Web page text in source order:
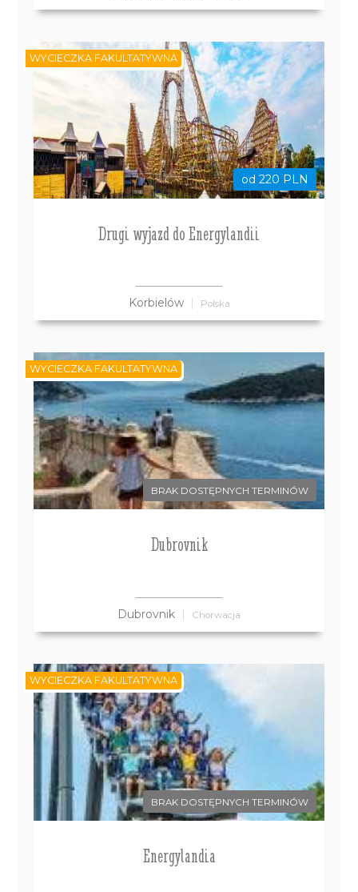
od 220 PLN
Drugi wyjazd do Energylandii
Korbielów Polska
WYCIECZKA FAKULTATYWNA
BRAK DOSTĘPNYCH TERMINÓW
Dubrovnik
Dubrovnik Chorwacja
WYCIECZKA FAKULTATYWNA
BRAK DOSTĘPNYCH TERMINÓW
Energylandia
WYCIECZKA FAKULTATYWNA